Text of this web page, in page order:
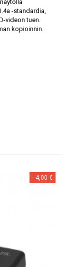
-standardia,
videon tuen.
kopioinnin.
- 4,00 €